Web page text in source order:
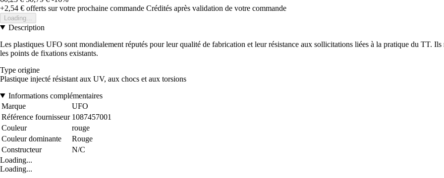
+2,54 € offerts sur votre prochaine commande Crédités après validation de votre commande
Loading...
Description
Les plastiques UFO sont mondialement réputés pour leur qualité de fabrication et leur résistance aux sollicitations liées à la pratique du TT.
les points de fixations existants.
Type origine
Plastique injecté résistant aux UV, aux chocs et aux torsions
Informations complémentaires
Marque
UFO
Référence fournisseur 1087457001
Couleur
rouge
Couleur dominante
Rouge
Constructeur
N/C
Loading...
Loading...